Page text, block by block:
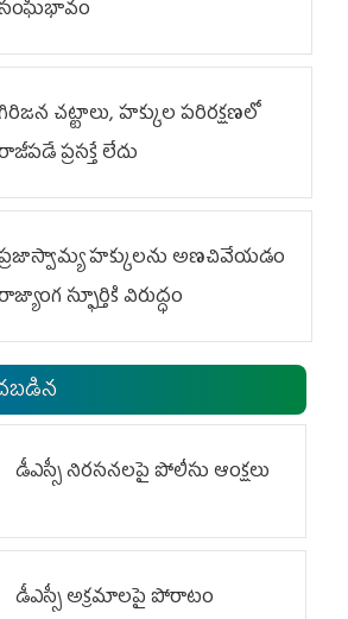
చట్టాలు, హక్కుల పరిరక్షణలో
ప్రసక్తే లేదు
హక్కులను అణచివేయడం
స్ఫూర్తికి విరుద్ధం
డీఎస్సీ నిరసనలపై పోలీసు ఆంక్షలు
డీఎస్సీ అక్రమాలపై పోరాటం